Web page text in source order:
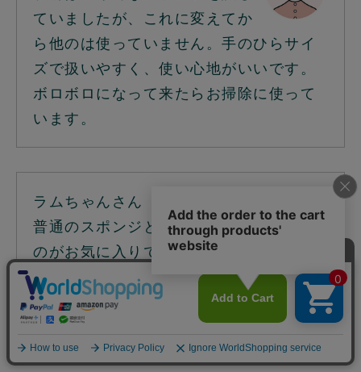
ていましたが、これに変えてか
ら他のは使っていません。手のひらサイ
ズで扱いやすく、使い心地がいいです。
ボロボロになって来たらお掃除に使って
います。
ラムちゃんさん
普通のスポンジと違って、薄い
のがお気に入りです。
洗い物が終わって、シャツシャツと水を
簡単に切れますので清潔なので気に入っ
てます。